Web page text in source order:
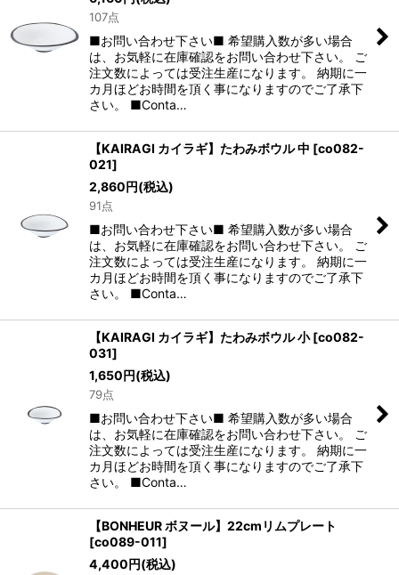
107点
■お問い合わせ下さい■ 希望購入数が多い場合
は、お気軽に在庫確認をお問い合わせ下さい。 ご
注文数によっては受注生産になります。 納期に一
カ月ほどお時間を頂く事になりますのでご了承下
さい。 ■Conta…
【KAIRAGI カイラギ】たわみボウル 中 [co082-
021]
2,860円(税込)
91点
■お問い合わせ下さい■ 希望購入数が多い場合
は、お気軽に在庫確認をお問い合わせ下さい。 ご
注文数によっては受注生産になります。 納期に一
カ月ほどお時間を頂く事になりますのでご了承下
さい。 ■Conta…
【KAIRAGI カイラギ】たわみボウル 小 [co082-
031]
1,650円(税込)
79点
■お問い合わせ下さい■ 希望購入数が多い場合
は、お気軽に在庫確認をお問い合わせ下さい。 ご
注文数によっては受注生産になります。 納期に一
カ月ほどお時間を頂く事になりますのでご了承下
さい。 ■Conta…
【BONHEUR ボヌール】22cmリムプレート
[co089-011]
4,400円(税込)